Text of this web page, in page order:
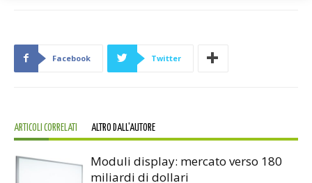
Facebook Twitter
ARTICOLI CORRELATI ALTRO DALL'AUTORE
Moduli display: mercato verso 180
miliardi di dollari